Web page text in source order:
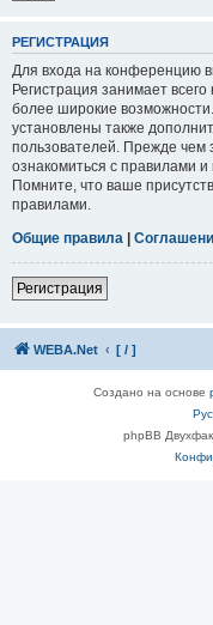
РЕГИСТРАЦИЯ
Для входа на конференцию
Регистрация занимает
более широкие
установлены также
пользователей. Прежде чем
ознакомиться с правилами
Помните, что ваше
правилами.
Общие правила |
Регистрация
WEBA.Net [ / ]
Создано на основе
phpBB